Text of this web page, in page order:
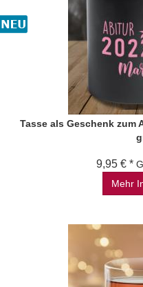
Tasse als Geschenk zum
9,95 € *
Mehr